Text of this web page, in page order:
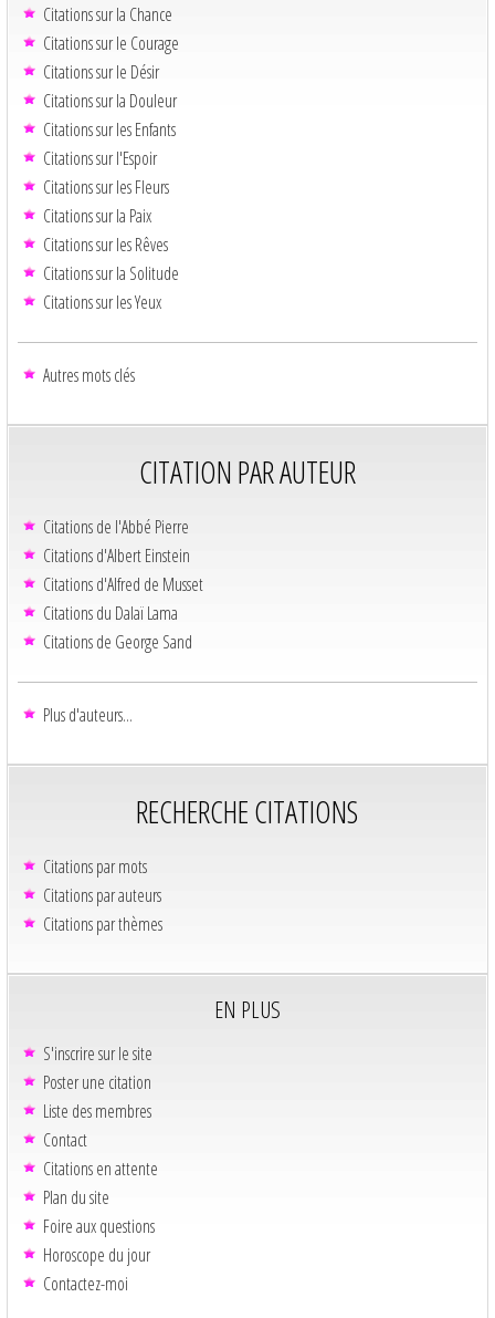
Citations sur la Chance
Citations sur le Courage
Citations sur le Désir
Citations sur la Douleur
Citations sur les Enfants
Citations sur l'Espoir
Citations sur les Fleurs
Citations sur la Paix
Citations sur les Rêves
Citations sur la Solitude
Citations sur les Yeux
Autres mots clés
CITATION PAR AUTEUR
Citations de l'Abbé Pierre
Citations d'Albert Einstein
Citations d'Alfred de Musset
Citations du Dalaï Lama
Citations de George Sand
Plus d'auteurs...
RECHERCHE CITATIONS
Citations par mots
Citations par auteurs
Citations par thèmes
EN PLUS
S'inscrire sur le site
Poster une citation
Liste des membres
Contact
Citations en attente
Plan du site
Foire aux questions
Horoscope du jour
Contactez-moi